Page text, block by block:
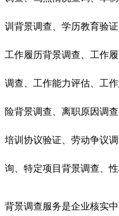
训背景调查、学历教育验
工作履历背景调查、工作
调查、工作能力评估、工
险背景调查、离职原因调
培训协议验证、劳动争议
询、特定项目背景调查、
背景调查服务是企业核实